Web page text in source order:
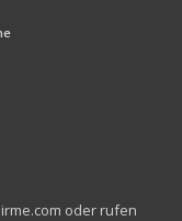
oder rufen